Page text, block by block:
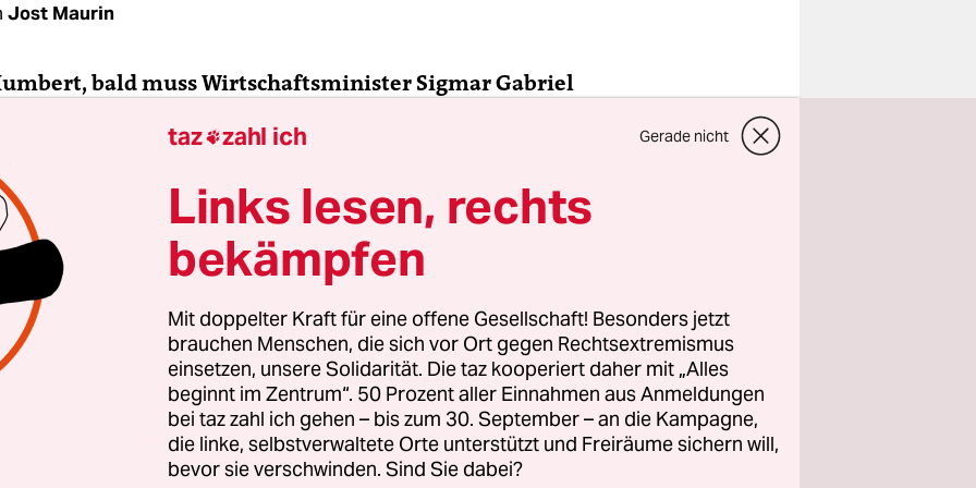
Jost Maurin
bald muss Wirtschaftsminister Sigmar Gabriel
der Supermarktkette Kaiser
Was halten Sie von den Fusionsplänen?
Wir sehen darin eine große Gefahr. Schon jetzt
große Supermarktketten 85 Prozent des Marktes in
Aldi, Lidl, Edeka und Rewe üben einen sehr großen Preis-
auf die Hersteller aus. Den laden die bei ihren
und Arbeitern ab.
hätte die Fusion für die Menschen in den
taz zahl ich Gerade nicht
Links lesen, rechts
bekämpfen
Mit doppelter Kraft für eine offene Gesellschaft! Besonders jetzt
brauchen Menschen, die sich vor Ort gegen Rechtsextremismus
einsetzen, unsere Solidarität. Die taz kooperiert daher mit „Alles
beginnt im Zentrum“. 50 Prozent aller Einnahmen aus Anmeldungen
bei taz zahl ich gehen – bis zum 30. September – an die Kampagne,
die linke, selbstverwaltete Orte unterstützt und Freiräume sichern will,
bevor sie verschwinden. Sind Sie dabei?